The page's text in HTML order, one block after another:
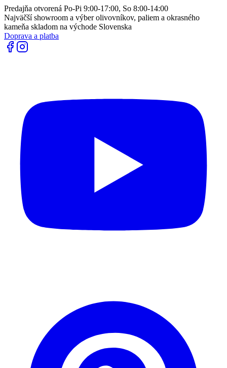
Predajňa otvorená Po-Pi 9:00-17:00, So 8:00-14:00
Najväčší showroom a výber olivovníkov, paliem a okrasného
kameňa skladom na východe Slovenska
Doprava a platba